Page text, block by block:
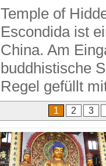
Temple of
Escondida ist
China. Am
buddhistische
Regel gefüllt
1 2 3